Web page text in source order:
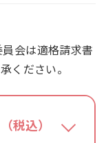
会は適格請求書
ください。
税込）